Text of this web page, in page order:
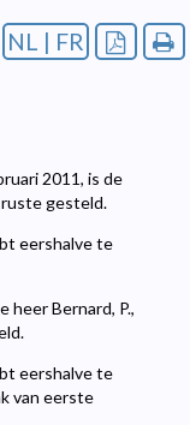
NL | FR
2011, is de
ruste gesteld.
eershalve te
heer Bernard, P.,
eershalve te
van eerste